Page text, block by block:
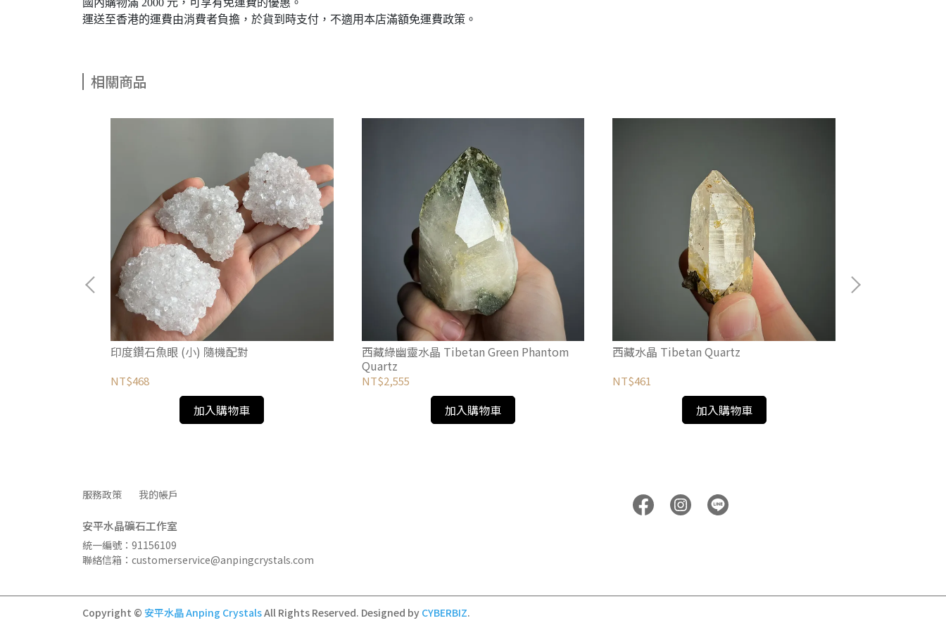
國內購物滿 2000 元，可享有免運費的優惠。
運送至香港的運費由消費者負擔，於貨到時支付，不適用本店滿額免運費政策。
相關商品
印度鑽石魚眼 (小) 隨機配對
NT$468
加入購物車
西藏綠幽靈水晶 Tibetan Green Phantom
Quartz
NT$2,555
加入購物車
西藏水晶 Tibetan Quartz
NT$461
加入購物車
服務政策 我的帳戶
安平水晶礦石工作室
統一編號：91156109
聯絡信箱：customerservice@anpingcrystals.com
Copyright © 安平水晶 Anping CrystalsAll Rights Reserved. Designed by CYBERBIZ.